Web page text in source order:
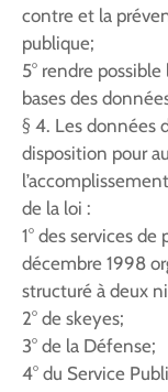
contre et la
publique;
5° rendre
bases des
§ 4. Les données
disposition pour
de la loi :
1° des services
décembre 1998
structuré à deux
2° de skeyes;
3° de la Défense;
4° du Service